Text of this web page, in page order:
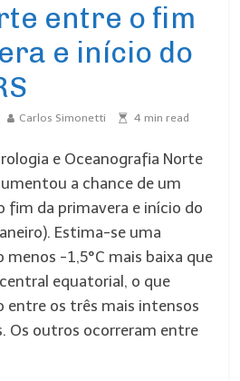
entre o fim
e início do
Carlos Simonetti 4 min read
e Oceanografia Norte
a chance de um
fim da primavera e início do
Estima-se uma
-1,5°C mais baixa que
equatorial, o que
entre os três mais intensos
Os outros ocorreram entre